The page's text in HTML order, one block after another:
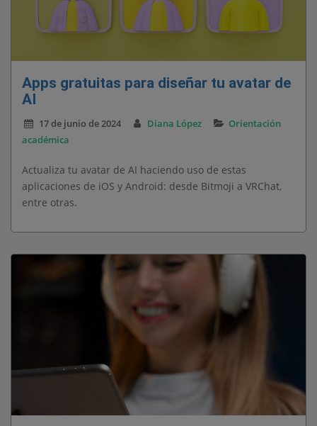
Apps gratuitas para diseñar tu avatar de
AI
17 de junio de 2024 Diana López
Orientación
académica
Actualiza tu avatar de AI haciendo uso de estas
aplicaciones de iOS y Android: desde Bitmoji a VRChat,
entre otras.